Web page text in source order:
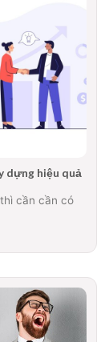
dựng hiệu quả
cần cần có